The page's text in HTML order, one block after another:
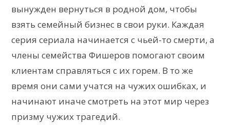
вынужден вернуться в родной дом, чтобы
взять семейный бизнес в свои руки. Каждая
серия сериала начинается с чьей-то смерти, а
члены семейства Фишеров помогают своим
клиентам справляться с их горем. В то же
время они сами учатся на чужих ошибках, и
начинают иначе смотреть на этот мир через
призму чужих трагедий.